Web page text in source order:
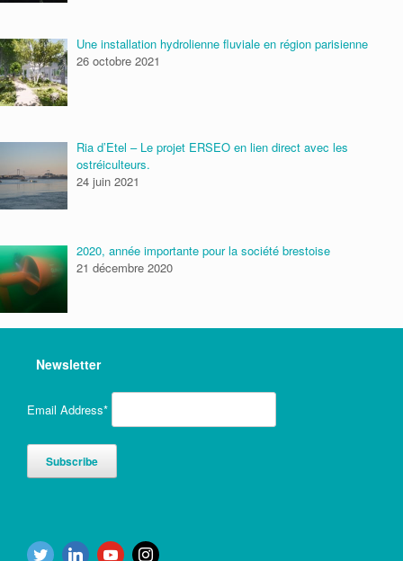
Une installation hydrolienne fluviale en région parisienne
26 octobre 2021
Ria d’Etel – Le projet ERSEO en lien direct avec les
ostréiculteurs.
24 juin 2021
2020, année importante pour la société brestoise
21 décembre 2020
Newsletter
Email Address*